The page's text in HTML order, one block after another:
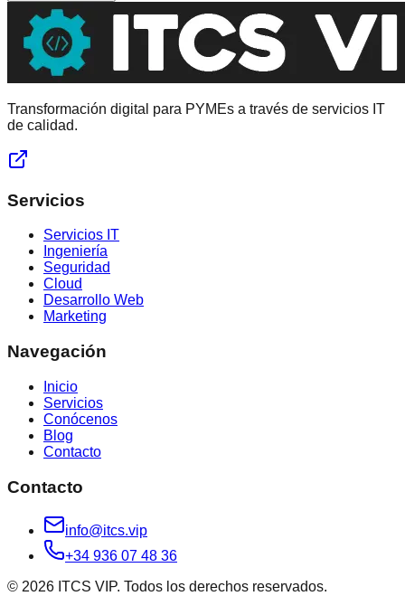
Transformación digital para PYMEs a través de servicios IT
de calidad.
Servicios
Servicios IT
Ingeniería
Seguridad
Cloud
Desarrollo Web
Marketing
Navegación
Inicio
Servicios
Conócenos
Blog
Contacto
Contacto
info@itcs.vip
+34 936 07 48 36
© 2026 ITCS VIP. Todos los derechos reservados.